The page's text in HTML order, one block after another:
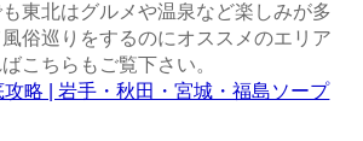
東北はグルメや温泉など楽しみが多
俗巡りをするのにオススメのエリア
こちらもご覧下さい。
略 | 岩手・秋田・宮城・福島ソープ